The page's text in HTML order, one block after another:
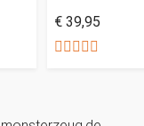
€ 39,95